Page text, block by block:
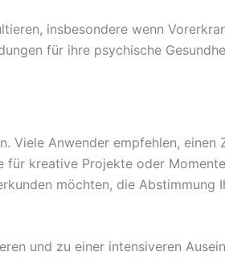
insbesondere wenn
für ihre psychische
Viele Anwender empfehlen, einen
für kreative Projekte oder
möchten, die Abstimmung
und zu einer intensiveren